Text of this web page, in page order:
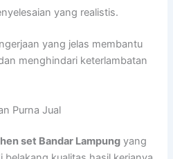
yang realistis.
yang jelas membantu
menghindari keterlambatan
Purna Jual
set Bandar Lampung yang